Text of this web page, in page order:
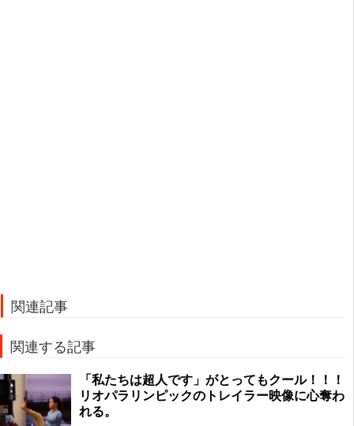
関連記事
関連する記事
「私たちは超人です」がとってもクール！！！
リオパラリンピックのトレイラー映像に心奪わ
れる。